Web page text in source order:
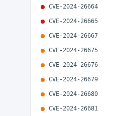
CVE-2024-26664
CVE-2024-26665
CVE-2024-26667
CVE-2024-26675
CVE-2024-26676
CVE-2024-26679
CVE-2024-26680
CVE-2024-26681